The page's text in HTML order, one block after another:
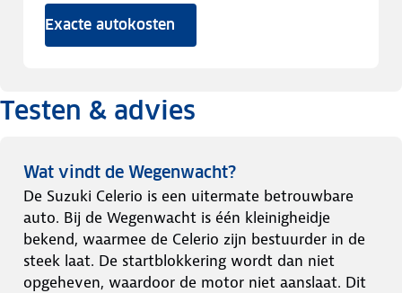
Exacte autokosten
Testen & advies
Wat vindt de Wegenwacht?
De Suzuki Celerio is een uitermate betrouwbare
auto. Bij de Wegenwacht is één kleinigheidje
bekend, waarmee de Celerio zijn bestuurder in de
steek laat. De startblokkering wordt dan niet
opgeheven, waardoor de motor niet aanslaat. Dit